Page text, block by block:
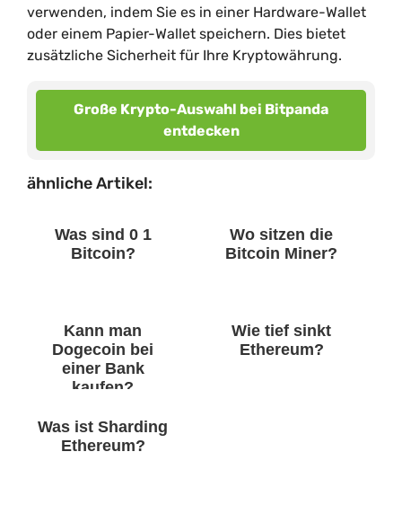
verwenden, indem Sie es in einer Hardware-Wallet
oder einem Papier-Wallet speichern. Dies bietet
zusätzliche Sicherheit für Ihre Kryptowährung.
Große Krypto-Auswahl bei Bitpanda
entdecken
ähnliche Artikel:
Was sind 0 1
Bitcoin?
Wo sitzen die
Bitcoin Miner?
Kann man
Dogecoin bei
einer Bank
kaufen?
Wie tief sinkt
Ethereum?
Was ist Sharding
Ethereum?